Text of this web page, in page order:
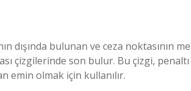
dışında bulunan ve ceza noktasının
çizgilerinde son bulur. Bu çizgi,
emin olmak için kullanılır.